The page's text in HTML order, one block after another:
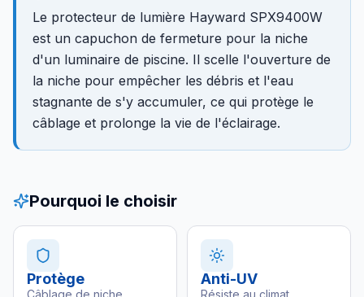
Le protecteur de lumière Hayward SPX9400W
est un capuchon de fermeture pour la niche
d'un luminaire de piscine. Il scelle l'ouverture de
la niche pour empêcher les débris et l'eau
stagnante de s'y accumuler, ce qui protège le
câblage et prolonge la vie de l'éclairage.
Pourquoi le choisir
Protège
Câblage de niche
Anti-UV
Résiste au climat